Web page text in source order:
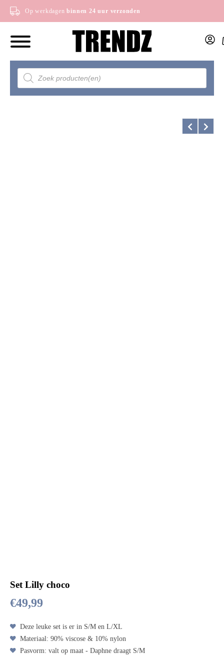
Op werkdagen binnen 24 uur verzonden
Producten
zoeken
Set Lilly choco
€49,99
Deze leuke set is er in S/M en L/XL
Materiaal: 90% viscose & 10% nylon
Pasvorm: valt op maat - Daphne draagt S/M